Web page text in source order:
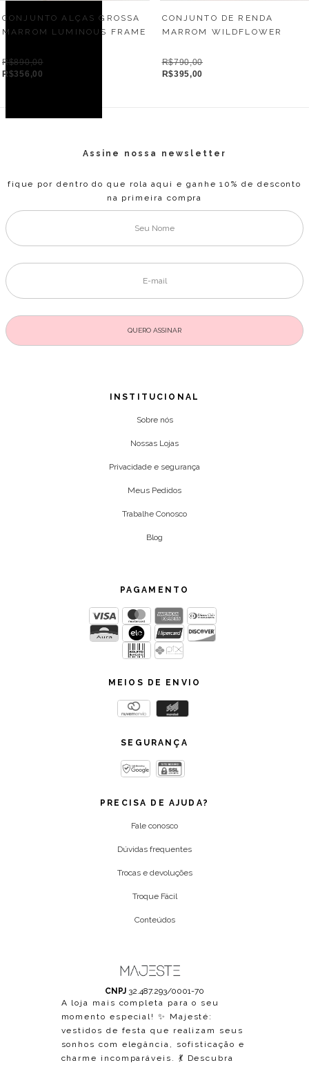
CONJUNTO ALÇAS GROSSA
MARROM LUMINOUS FRAME
R$890,00
R$356,00
CONJUNTO DE RENDA
MARROM WILDFLOWER
R$790,00
R$395,00
Assine nossa newsletter
fique por dentro do que rola aqui e ganhe 10% de desconto
na primeira compra
INSTITUCIONAL
Sobre nós
Nossas Lojas
Privacidade e segurança
Meus Pedidos
Trabalhe Conosco
Blog
PAGAMENTO
MEIOS DE ENVIO
SEGURANÇA
PRECISA DE AJUDA?
Fale conosco
Dúvidas frequentes
Trocas e devoluções
Troque Fácil
Conteúdos
CNPJ 32.487.293/0001-70
A loja mais completa para o seu
momento especial! ✨ Majesté:
vestidos de festa que realizam seus
sonhos com elegância, sofisticação e
charme incomparáveis. 💃 Descubra